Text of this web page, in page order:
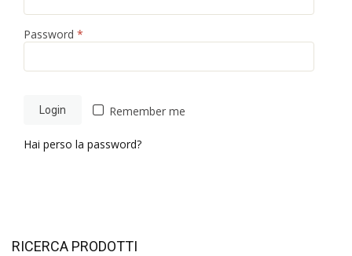
Password *
Remember me
Hai perso la password?
RICERCA PRODOTTI